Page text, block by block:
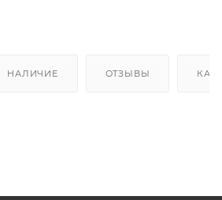
НАЛИЧИЕ ОТЗЫВЫ КАК